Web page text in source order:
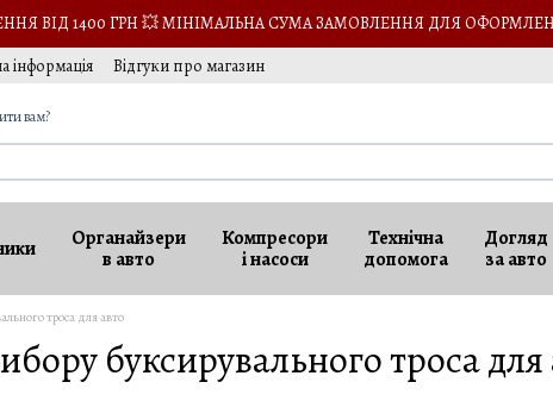
ВІД 1400 ГРН 💥 МІНІМАЛЬНА СУМА ЗАМОВЛЕННЯ ДЛЯ
інформація
Відгуки про магазин
вам?
Органайзери
в авто
Компресори
і насоси
Технічна
допомога
Догляд
за авто
троса для авто
буксирувального троса для